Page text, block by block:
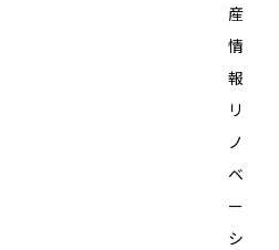
産
情
報
リ
ノ
ベ
ー
シ